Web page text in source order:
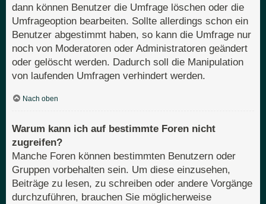
dann können Benutzer die Umfrage löschen oder die
Umfrageoption bearbeiten. Sollte allerdings schon ein
Benutzer abgestimmt haben, so kann die Umfrage nur
noch von Moderatoren oder Administratoren geändert
oder gelöscht werden. Dadurch soll die Manipulation
von laufenden Umfragen verhindert werden.
Nach oben
Warum kann ich auf bestimmte Foren nicht
zugreifen?
Manche Foren können bestimmten Benutzern oder
Gruppen vorbehalten sein. Um diese einzusehen,
Beiträge zu lesen, zu schreiben oder andere Vorgänge
durchzuführen, brauchen Sie möglicherweise